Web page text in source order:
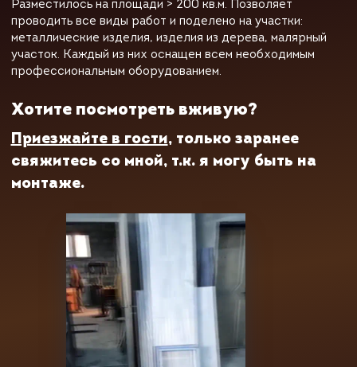
Разместилось на площади > 200 кв.м. Позволяет
проводить все виды работ и поделено на участки:
металлические изделия, изделия из дерева, малярный
участок. Каждый из них оснащен всем необходимым
профессиональным оборудованием.
Хотите посмотреть вживую?
Приезжайте в гости, только заранее
свяжитесь со мной, т.к. я могу быть на
монтаже.